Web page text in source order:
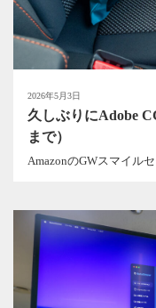
2026年5月3日
久しぶりにAdobe
まで）
AmazonのGWスマイル